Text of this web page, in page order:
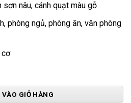
nâu, cánh quạt màu gỗ
phòng ngủ, phòng ăn, văn phòng
cơ
Đại QViFa-40 số lượng
VÀO GIỎ HÀNG